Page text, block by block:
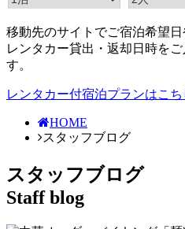
移動先のサイトでご宿泊希望日
レンタカー貸出・返却日時を
す。
レンタカー付宿泊プランはこち
HOME
スタッフブログ
スタッフブログ
Staff blog